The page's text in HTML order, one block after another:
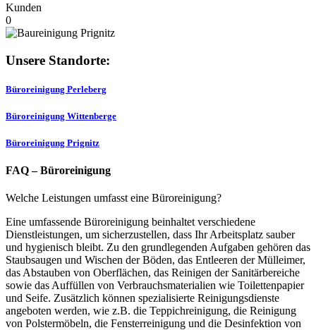
Kunden
0
Unsere Standorte:
Büroreinigung Perleberg
Büroreinigung Wittenberge
Büroreinigung Prignitz
FAQ – Büroreinigung
Welche Leistungen umfasst eine Büroreinigung?
Eine umfassende Büroreinigung beinhaltet verschiedene
Dienstleistungen, um sicherzustellen, dass Ihr Arbeitsplatz sauber
und hygienisch bleibt. Zu den grundlegenden Aufgaben gehören das
Staubsaugen und Wischen der Böden, das Entleeren der Mülleimer,
das Abstauben von Oberflächen, das Reinigen der Sanitärbereiche
sowie das Auffüllen von Verbrauchsmaterialien wie Toilettenpapier
und Seife. Zusätzlich können spezialisierte Reinigungsdienste
angeboten werden, wie z.B. die Teppichreinigung, die Reinigung
von Polstermöbeln, die Fensterreinigung und die Desinfektion von